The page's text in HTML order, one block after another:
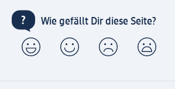
Wie gefällt Dir diese Seite?